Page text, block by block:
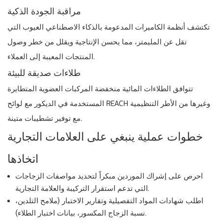
مراقبة الجودة الذكية
تكتشف أنظمة الكاميرات المدعومة بالذكاء الاصطناعي العيوب التي
تقل عن المليمتر، مما يحسن الإنتاجية ويقلل من خطر وصول
المنتجات المعيبة إلى العملاء.
طلاءات صديقة للبيئة
تتوافق الطلاءات المائية منخفضة المركبات العضوية المتطايرة
المستخدمة في الديكور مع لوائح REACH وغيرها من الأطر التنظيمية
مع توفير تشطيبات متينة.
خطوات عملية ينبغي على العلامات التجارية
اتخاذها
احرص على إشراك الموردين مبكراً لتحديد مواصفات الزجاجات
التي تدعم استقرار التركيبة والعلامة التجارية.
اطلب شهادات المواد التفصيلية وتقارير الاختبار (ملامح التلدين،
نسبة الزجاج المكسور، بيانات اختبار الطلاء).